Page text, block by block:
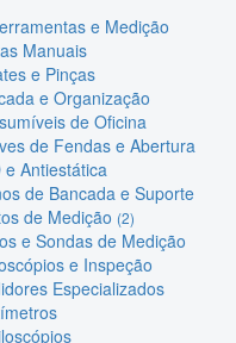
e Medição
Manuais
e Pinças
e Organização
de Oficina
de Fendas e Abertura
e Antiestática
de Bancada e Suporte
de Medição (2)
e Sondas de Medição
e Inspeção
Especializados